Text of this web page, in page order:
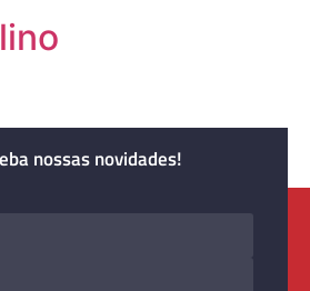
nossas novidades!